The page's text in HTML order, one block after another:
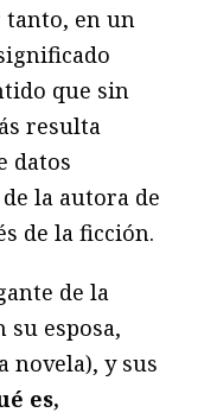
tanto, en un
que sin
resulta
datos
la autora de
de la ficción.
de la
su esposa,
novela), y sus
es,